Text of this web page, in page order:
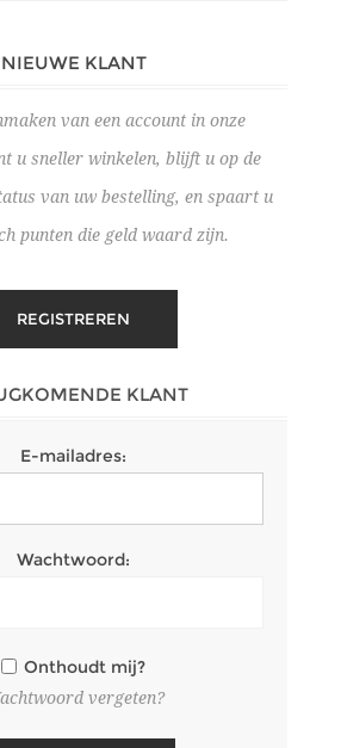
NIEUWE KLANT
van een account in onze
u sneller winkelen, blijft u op de
van uw bestelling, en spaart u
punten die geld waard zijn.
KLANT
E-mailadres:
Wachtwoord:
Onthoudt mij?
vergeten?